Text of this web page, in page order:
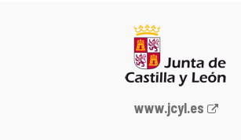
Portail
www.jcyl.es